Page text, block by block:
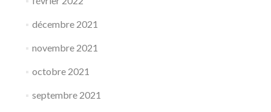
décembre 2021
novembre 2021
octobre 2021
septembre 2021